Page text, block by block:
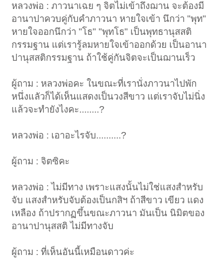
หลวงพ่อ : ภาวนาเฉย ๆ จิตไม่เข้าถึงฌาน จะต้องมี
อานาปาควบคู่กับคำภาวนา หายใจเข้า นึกว่า "พุท"
หายใจออกนึกว่า "โธ" "พุทโธ" เป็นพุทธานุสสติ
กรรมฐาน แต่เรารู้ลมหายใจเข้าออกด้วย เป็นอานา
ปานุสสติกรรมฐาน ถ้าใช้คู่กันจิตจะเป็นฌานเร็ว
ผู้ถาม : หลวงพ่อคะ ในขณะที่เรานั่งภาวนาไปพัก
หนึ่งแลัวก็ได้เห็นแสดงเป็นวงสีขาว แต่เราจับไม่นิ่ง
แล้วจะทำยังไงคะ........?
หลวงพ่อ : เอาอะไรจับ..........?
ผู้ถาม : จิตซิคะ
หลวงพ่อ : ไม่มีทาง เพราะแสงนั้นไม่ใช่แสงสำหรับ
จับ แสงสำหรับจับต้องเป็นกสิฯ ถ้าสีขาว เขียว แดง
เหลือง ถ้าปรากฏขึ้นขณะภาวนา มันเป็น นิมิตของ
อานาปานุสสติ ไม่มีทางจับ
ผู้ถาม : ที่เห็นอันนี้เหมือนดาวค่ะ